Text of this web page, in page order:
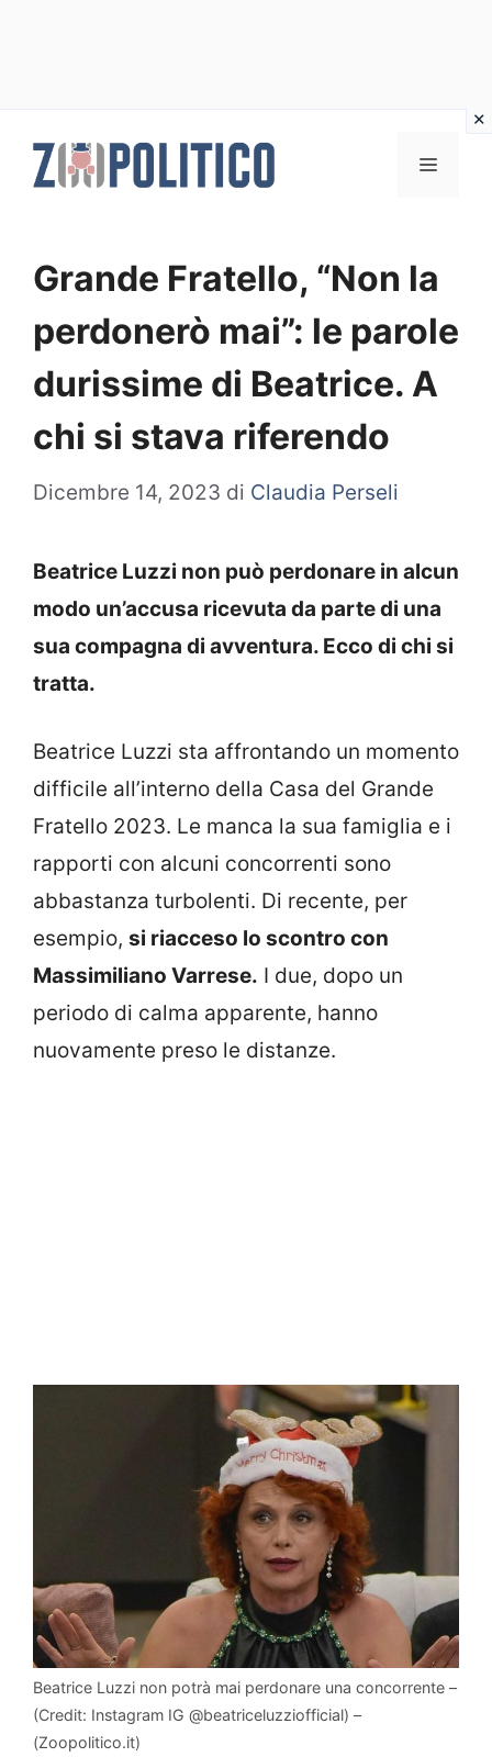
MENU
Grande Fratello, “Non la
perdonerò mai”: le parole
durissime di Beatrice. A
chi si stava riferendo
Dicembre 14, 2023 di Claudia Perseli
Beatrice Luzzi non può perdonare in alcun
modo un’accusa ricevuta da parte di una
sua compagna di avventura. Ecco di chi si
tratta.
Beatrice Luzzi sta affrontando un momento
difficile all’interno della Casa del Grande
Fratello 2023. Le manca la sua famiglia e i
rapporti con alcuni concorrenti sono
abbastanza turbolenti. Di recente, per
esempio, si riacceso lo scontro con
Massimiliano Varrese. I due, dopo un
periodo di calma apparente, hanno
nuovamente preso le distanze.
Beatrice Luzzi non potrà mai perdonare una concorrente –
(Credit: Instagram IG @beatriceluzziofficial) –
(Zoopolitico.it)